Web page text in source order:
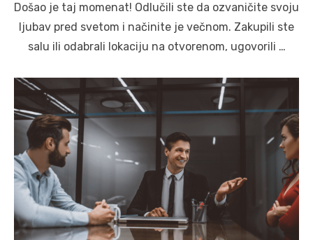
Došao je taj momenat! Odlučili ste da ozvaničite svoju
ljubav pred svetom i načinite je večnom. Zakupili ste
salu ili odabrali lokaciju na otvorenom, ugovorili …